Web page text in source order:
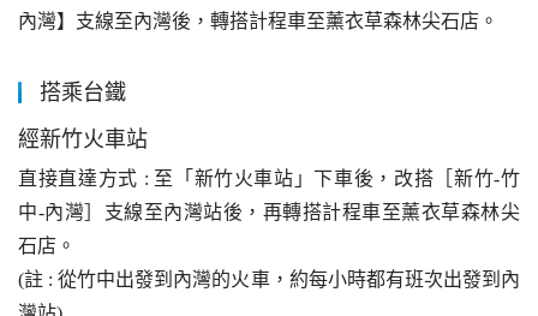
內灣】支線至內灣後，轉搭計程車至薰衣草森林尖石店。
搭乘台鐵
經新竹火車站
直接直達方式 : 至「新竹火車站」下車後，改搭［新竹-竹
中-內灣］支線至內灣站後，再轉搭計程車至薰衣草森林尖
石店。
(註 : 從竹中出發到內灣的火車，約每小時都有班次出發到內